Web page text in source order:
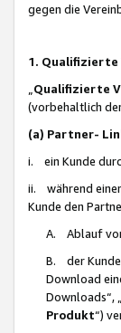
gegen die
1. Qualifizierte
Qualifizierte
(vorbehaltlich
(a) Partner-
i. ein Kunde
ii. während einer
Kunde den
A. Ablauf
B. der Kunde
Download
Downloads“,
Produkt“)